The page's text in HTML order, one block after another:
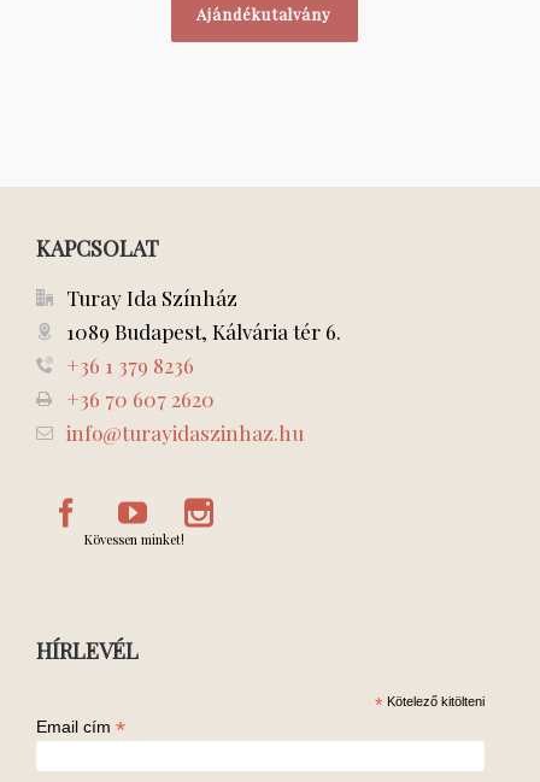
Ajándékutalvány
KAPCSOLAT
Turay Ida Színház
1089 Budapest, Kálvária tér 6.
+36 1 379 8236
+36 70 607 2620
info@turayidaszinhaz.hu
Kövessen minket!
HÍRLEVÉL
* Kötelező kitölteni
Email cím *